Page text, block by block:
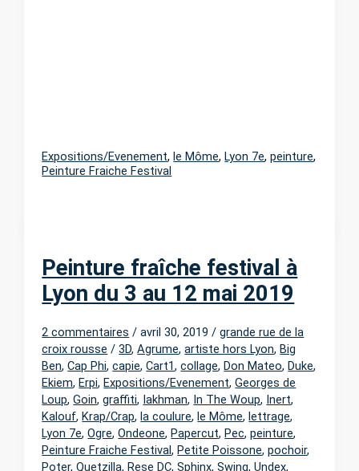
Expositions/Evenement,le Môme,Lyon 7e,peinture,
Peinture Fraiche Festival
Peinture fraîche festival à
Lyon du 3 au 12 mai 2019
2 commentaires /avril 30, 2019/grande rue de la
croix rousse /3D,Agrume,artiste hors Lyon, Big
Ben,Cap Phi,capie,Cart1,collage, Don Mateo, Duke,
Ekiem, Erpi, Expositions/Evenement,Georges de
Loup,Goin,graffiti, Iakhman, In The Woup, Inert,
Kalouf, Krap/Crap, la coulure, le Môme, lettrage,
Lyon 7e,Ogre,Ondeone, Papercut, Pec,peinture,
Peinture Fraiche Festival, Petite Poissone,pochoir,
Poter,Quetzilla, Rese DC,Sphinx,Swing,Undex,